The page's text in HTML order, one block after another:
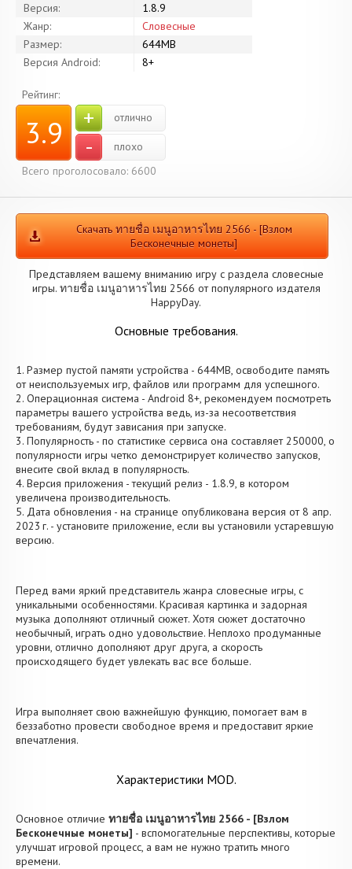
Версия:
1.8.9
Жанр:
Словесные
Размер:
644MB
Версия Android:
8+
Рейтинг:
3.9 + отлично
-
плохо
Всего проголосовало: 6600
Скачать ทายชื่อ เมนูอาหารไทย 2566 - [Взлом
Бесконечные монеты]
Представляем вашему вниманию игру с раздела словесные
игры. ทายชื่อ เมนูอาหารไทย 2566 от популярного издателя
HappyDay.
Основные требования.
1. Размер пустой памяти устройства - 644MB, освободите память
от неиспользуемых игр, файлов или программ для успешного.
2. Операционная система - Android 8+, рекомендуем посмотреть
параметры вашего устройства ведь, из-за несоответствия
требованиям, будут зависания при запуске.
3. Популярность - по статистике сервиса она составляет 250000, о
популярности игры четко демонстрирует количество запусков,
внесите свой вклад в популярность.
4. Версия приложения - текущий релиз - 1.8.9, в котором
увеличена производительность.
5. Дата обновления - на странице опубликована версия от 8 апр.
2023 г. - установите приложение, если вы установили устаревшую
версию.
Перед вами яркий представитель жанра словесные игры, с
уникальными особенностями. Красивая картинка и задорная
музыка дополняют отличный сюжет. Хотя сюжет достаточно
необычный, играть одно удовольствие. Неплохо продуманные
уровни, отлично дополняют друг друга, а скорость
происходящего будет увлекать вас все больше.
Игра выполняет свою важнейшую функцию, помогает вам в
беззаботно провести свободное время и предоставит яркие
впечатления.
Характеристики MOD.
Основное отличие ทายชื่อ เมนูอาหารไทย 2566 - [Взлом
Бесконечные монеты] - вспомогательные перспективы, которые
улучшат игровой процесс, а вам не нужно тратить много
времени.